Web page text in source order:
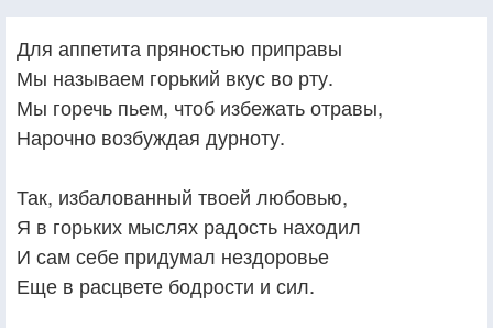
Для аппетита пряностью приправы
Мы называем горький вкус во рту.
Мы горечь пьем, чтоб избежать отравы,
Нарочно возбуждая дурноту.
Так, избалованный твоей любовью,
Я в горьких мыслях радость находил
И сам себе придумал нездоровье
Еще в расцвете бодрости и сил.